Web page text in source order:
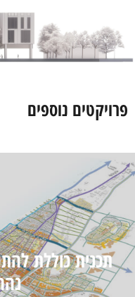
פרויקטים נוספים
תכנית כוללת